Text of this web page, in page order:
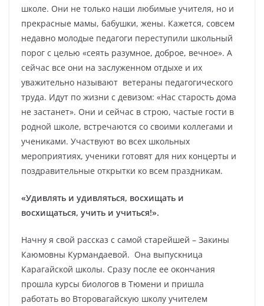
школе. Они не только наши любимые учителя, но и
прекрасные мамы, бабушки, жены. Кажется, совсем
недавно молодые педагоги переступили школьный
порог с целью «сеять разумное, доброе, вечное». А
сейчас все они на заслуженном отдыхе и их
уважительно называют ветераны педагогического
труда. Идут по жизни с девизом: «Нас старость дома
не застанет». Они и сейчас в строю, частые гости в
родной школе, встречаются со своими коллегами и
учениками. Участвуют во всех школьных
мероприятиях, ученики готовят для них концерты и
поздравительные открытки ко всем праздникам.
«Удивлять и удивляться, восхищать и
восхищаться, учить и учиться!».
Начну я свой рассказ с самой старейшей – Закины
Каюмовны Курмандаевой. Она выпускница
Карагайской школы. Сразу после ее окончания
прошла курсы биологов в Тюмени и пришла
работать во Второвагайскую школу учителем